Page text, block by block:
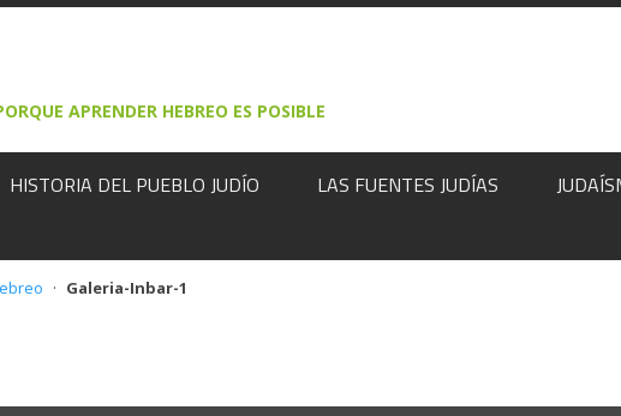
APRENDER HEBREO ES POSIBLE
HISTORIA DEL PUEBLO JUDÍO LAS FUENTES JUDÍAS
· Galeria-Inbar-1